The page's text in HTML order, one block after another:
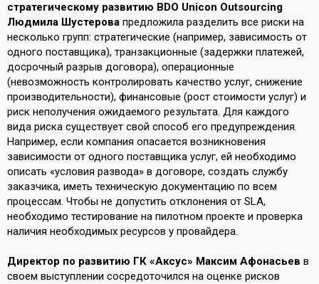
стратегическому развитию BDO Unicon Outsourcing
Людмила Шустерова предложила разделить все риски на
несколько групп: стратегические (например, зависимость от
одного поставщика), транзакционные (задержки платежей,
досрочный разрыв договора), операционные
(невозможность контролировать качество услуг, снижение
производительности), финансовые (рост стоимости услуг) и
риск неполучения ожидаемого результата. Для каждого
вида риска существует свой способ его предупреждения.
Например, если компания опасается возникновения
зависимости от одного поставщика услуг, ей необходимо
описать «условия развода» в договоре, создать службу
заказчика, иметь техническую документацию по всем
процессам. Чтобы не допустить отклонения от SLA,
необходимо тестирование на пилотном проекте и проверка
наличия необходимых ресурсов у провайдера.
Директор по развитию ГК «Аксус» Максим Афонасьев в
своем выступлении сосредоточился на оценке рисков